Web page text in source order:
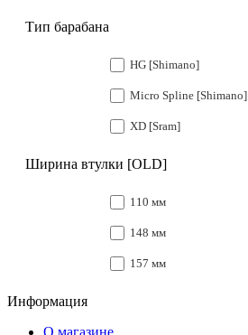
Тип барабана
HG [Shimano]
Micro Spline [Shimano]
XD [Sram]
Ширина втулки [OLD]
110 мм
148 мм
157 мм
Информация
О магазине